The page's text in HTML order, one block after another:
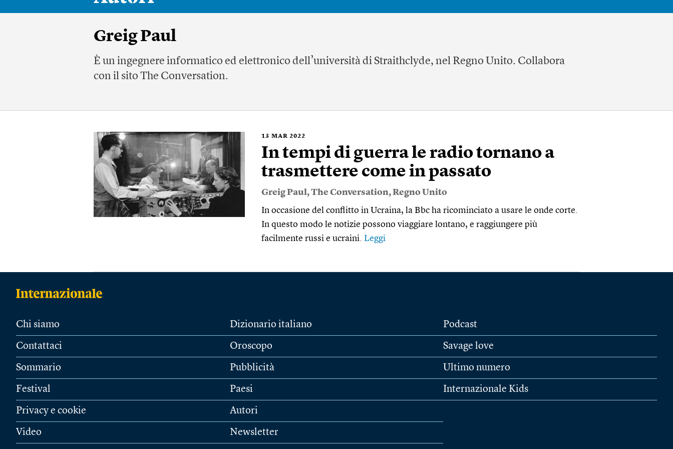
Greig Paul
È un ingegnere informatico ed elettronico dell’università di Straithclyde, nel Regno Unito. Collabora
con il sito The Conversation.
13 MAR 2022
In tempi di guerra le radio tornano a
trasmettere come in passato
Greig Paul,The Conversation,Regno Unito
In occasione del conflitto in Ucraina, la Bbc ha ricominciato a usare le onde corte.
In questo modo le notizie possono viaggiare lontano, e raggiungere più
facilmente russi e ucraini. Leggi
Chi siamo
Contattaci
Sommario
Festival
Privacy e cookie
Video
Dizionario italiano
Oroscopo
Pubblicità
Paesi
Autori
Newsletter
Podcast
Savage love
Ultimo numero
Internazionale Kids